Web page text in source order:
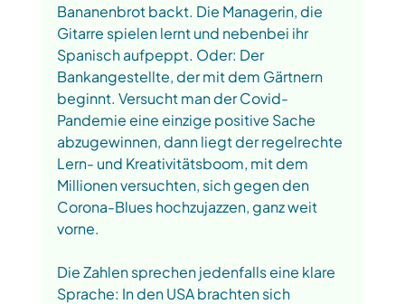
Bananenbrot backt. Die Managerin, die
Gitarre spielen lernt und nebenbei ihr
Spanisch aufpeppt. Oder: Der
Bankangestellte, der mit dem Gärtnern
beginnt. Versucht man der Covid-
Pandemie eine einzige positive Sache
abzugewinnen, dann liegt der regelrechte
Lern- und Kreativitätsboom, mit dem
Millionen versuchten, sich gegen den
Corona-Blues hochzujazzen, ganz weit
vorne.
Die Zahlen sprechen jedenfalls eine klare
Sprache: In den USA brachten sich